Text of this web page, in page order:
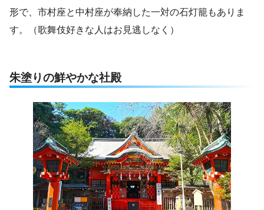
形で、市村座と中村座が奉納した一対の石灯籠もありま
す。（歌舞伎好きな人はお見逃しなく）
朱塗りの鮮やかな社殿